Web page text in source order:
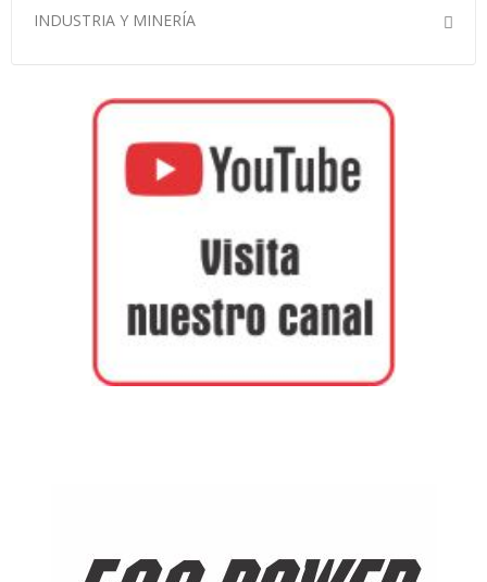
INDUSTRIA Y MINERÍA